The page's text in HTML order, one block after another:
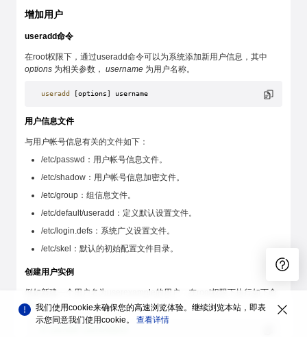
增加用户
useradd命令
在root权限下，通过useradd命令可以为系统添加新用户信息，其中
options 为相关参数， username 为用户名称。
useradd [options] username
用户信息文件
与用户帐号信息有关的文件如下：
/etc/passwd：用户帐号信息文件。
/etc/shadow：用户帐号信息加密文件。
/etc/group：组信息文件。
/etc/default/useradd：定义默认设置文件。
/etc/login.defs：系统广义设置文件。
/etc/skel：默认的初始配置文件目录。
创建用户实例
例如新建一个用户名为userexample的用户，在root权限下执行如下命
令：我们使用cookie来确保您的高速浏览体验。继续浏览本站，即表
示您同意我们使用cookie。 查看详情